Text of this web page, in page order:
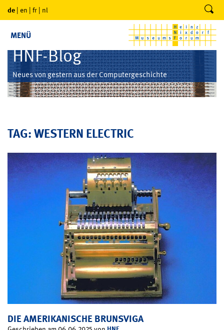
de | en | fr | nl
MENÜ
HNF-Blog
Neues von gestern aus der Computergeschichte
TAG: WESTERN ELECTRIC
DIE AMERIKANISCHE BRUNSVIGA